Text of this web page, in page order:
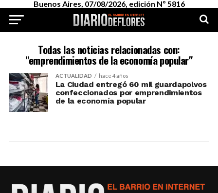
Buenos Aires, 07/08/2026, edición Nº 5816
Todas las noticias relacionadas con:
"emprendimientos de la economía popular"
ACTUALIDAD hace 4 años
La Ciudad entregó 60 mil guardapolvos
confeccionados por emprendimientos
de la economía popular